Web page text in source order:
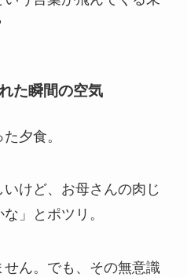
た瞬間の空気
夕食。
けど、お母さんの肉じ
」とポツリ。
ん。でも、その無意識